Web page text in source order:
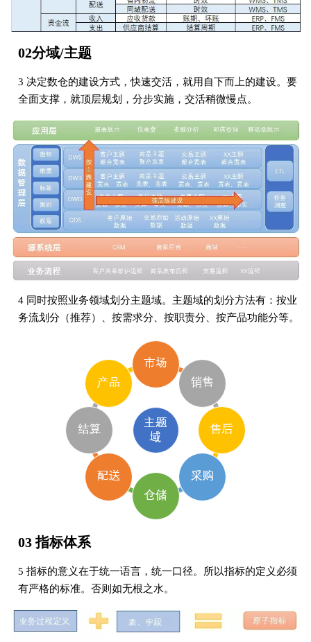
02分域/主题
3 决定数仓的建设方式，快速交活，就用自下而上的建设。要
全面支撑，就顶层规划，分步实施，交活稍微慢点。
4 同时按照业务领域划分主题域。主题域的划分方法有：按业
务流划分（推荐）、按需求分、按职责分、按产品功能分等。
03 指标体系
5 指标的意义在于统一语言，统一口径。所以指标的定义必须
有严格的标准。否则如无根之水。